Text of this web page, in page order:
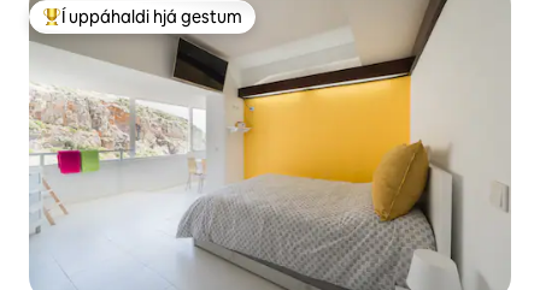
Í mestu uppáhaldi hjá gestum
Í uppáhaldi hjá gestum